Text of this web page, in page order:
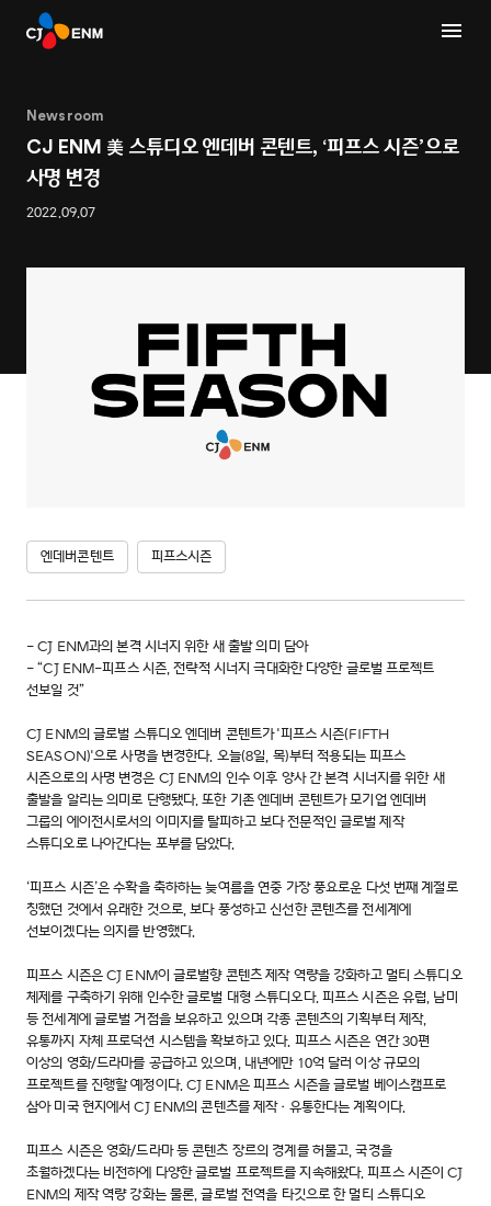
Newsroom
CJ ENM 美 스튜디오 엔데버 콘텐트, ‘피프스 시즌’으로
사명 변경
2022.09.07
엔데버콘텐트 피프스시즌
- CJ ENM과의 본격 시너지 위한 새 출발 의미 담아
- “CJ ENM-피프스 시즌, 전략적 시너지 극대화한 다양한 글로벌 프로젝트
선보일 것”
CJ ENM의 글로벌 스튜디오 엔데버 콘텐트가 '피프스 시즌(FIFTH
SEASON)'으로 사명을 변경한다. 오늘(8일, 목)부터 적용되는 피프스
시즌으로의 사명 변경은 CJ ENM의 인수 이후 양사 간 본격 시너지를 위한 새
출발을 알리는 의미로 단행됐다. 또한 기존 엔데버 콘텐트가 모기업 엔데버
그룹의 에이전시로서의 이미지를 탈피하고 보다 전문적인 글로벌 제작
스튜디오로 나아간다는 포부를 담았다.
‘피프스 시즌’은 수확을 축하하는 늦여름을 연중 가장 풍요로운 다섯 번째 계절로
칭했던 것에서 유래한 것으로, 보다 풍성하고 신선한 콘텐츠를 전세계에
선보이겠다는 의지를 반영했다.
피프스 시즌은 CJ ENM이 글로벌향 콘텐츠 제작 역량을 강화하고 멀티 스튜디오
체제를 구축하기 위해 인수한 글로벌 대형 스튜디오다. 피프스 시즌은 유럽, 남미
등 전세계에 글로벌 거점을 보유하고 있으며 각종 콘텐츠의 기획부터 제작,
유통까지 자체 프로덕션 시스템을 확보하고 있다. 피프스 시즌은 연간 30편
이상의 영화/드라마를 공급하고 있으며, 내년에만 10억 달러 이상 규모의
프로젝트를 진행할 예정이다. CJ ENM은 피프스 시즌을 글로벌 베이스캠프로
삼아 미국 현지에서 CJ ENM의 콘텐츠를 제작·유통한다는 계획이다.
피프스 시즌은 영화/드라마 등 콘텐츠 장르의 경계를 허물고, 국경을
초월하겠다는 비전하에 다양한 글로벌 프로젝트를 지속해왔다. 피프스 시즌이 CJ
ENM의 제작 역량 강화는 물론, 글로벌 전역을 타깃으로 한 멀티 스튜디오